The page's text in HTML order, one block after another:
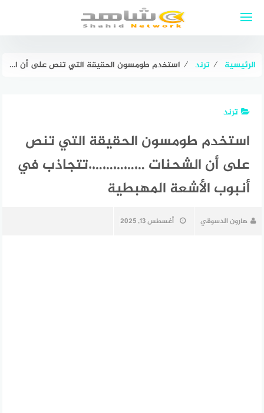
الرئيسية ⁄ ترند ⁄ استخدم طومسون الحقيقة التي تنص على أن الشحنات …………….تتجاذب في أنبوب الأشعة المهبطية
ترند
استخدم طومسون الحقيقة التي تنص
على أن الشحنات …………….تتجاذب في
أنبوب الأشعة المهبطية
هارون الدسوقي أغسطس 13, 2025